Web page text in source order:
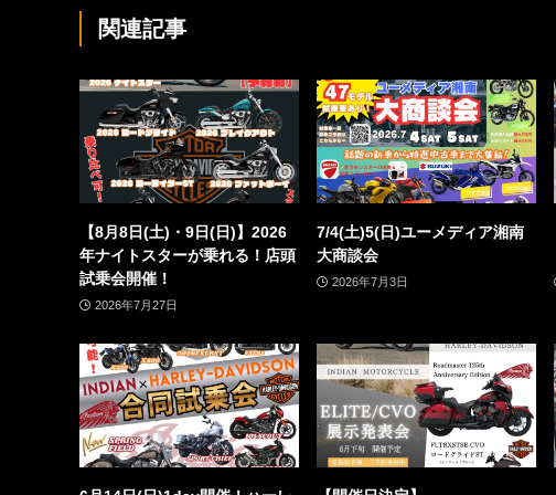
関連記事
【8月8日(土)・9日(日)】2026
年ナイトスターが乗れる！店頭
試乗会開催！
2026年7月27日
7/4(土)5(日)ユーメディア湘南
大商談会
2026年7月3日